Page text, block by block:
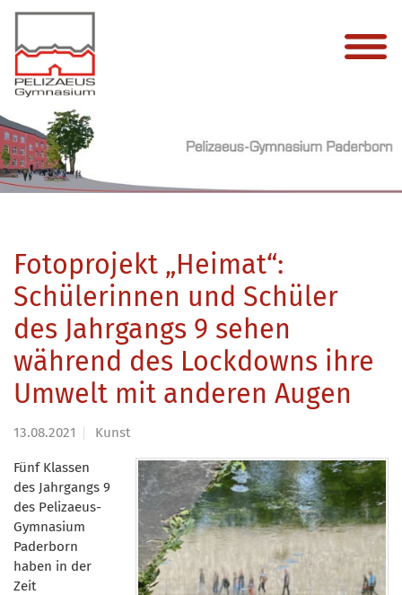
Fotoprojekt „Heimat“:
Schülerinnen und Schüler
des Jahrgangs 9 sehen
während des Lockdowns ihre
Umwelt mit anderen Augen
13.08.2021 Kunst
Fünf Klassen
des Jahrgangs 9
des Pelizaeus-
Gymnasium
Paderborn
haben in der
Zeit